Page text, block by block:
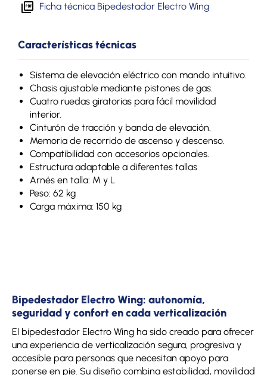
Ficha técnica Bipedestador Electro Wing
Características técnicas
Sistema de elevación eléctrico con mando intuitivo.
Chasis ajustable mediante pistones de gas.
Cuatro ruedas giratorias para fácil movilidad
interior.
Cinturón de tracción y banda de elevación.
Memoria de recorrido de ascenso y descenso.
Compatibilidad con accesorios opcionales.
Estructura adaptable a diferentes tallas
Arnés en talla: M y L
Peso: 62 kg
Carga máxima: 150 kg
Bipedestador Electro Wing: autonomía,
seguridad y confort en cada verticalización
El bipedestador Electro Wing ha sido creado para ofrecer
una experiencia de verticalización segura, progresiva y
accesible para personas que necesitan apoyo para
ponerse en pie. Su diseño combina estabilidad, movilidad